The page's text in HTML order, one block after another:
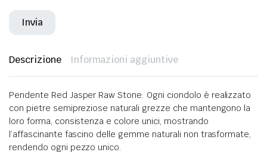
Descrizione Informazioni aggiuntive
Pendente Red Jasper Raw Stone: Ogni ciondolo è realizzato
con pietre semipreziose naturali grezze che mantengono la
loro forma, consistenza e colore unici, mostrando
l’affascinante fascino delle gemme naturali non trasformate,
rendendo ogni pezzo unico.